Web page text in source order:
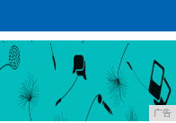
广告